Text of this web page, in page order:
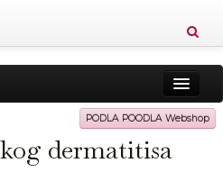
Zdravlje Vitkost
Putovanja Recepti
PODLA POODLA Webshop
dermatitisa